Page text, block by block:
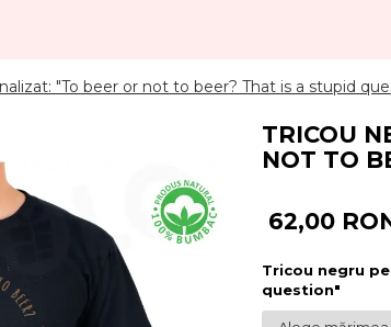
"To beer or not to beer? That is a stupid
TRICOU
NOT TO
62,00
Tricou negru
question"